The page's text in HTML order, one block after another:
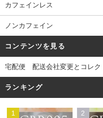
カフェインレス
ノンカフェイン
コンテンツを見る
宅配便 配送会社変更とコレク
ランキング
1 2